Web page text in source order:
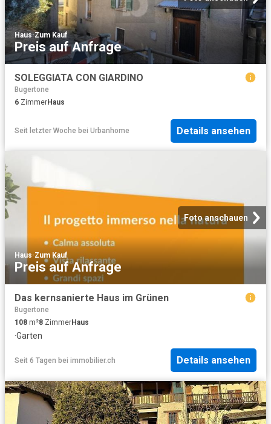
Haus·Zum Kauf
Preis auf Anfrage
SOLEGGIATA CON GIARDINO
Bugertone
6 ZimmerHaus
Seit letzter Woche bei Urbanhome Details ansehen
Foto anschauen
Haus·Zum Kauf
Preis auf Anfrage
Das kernsanierte Haus im Grünen
Bugertone
108 m²8 ZimmerHaus
·Garten
Seit 6 Tagen bei immobilier.ch Details ansehen